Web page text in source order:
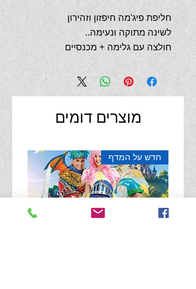
חליפת פיג'מה חיפזון וזהירון
לשינה מתוקה ונעימה..
חולצה עם גלימה + מכנסיים
קיים במידות 4 + 8
תוצרת סין
כביסה במים פושרים, ללא השריה
וסחיטה ללא גיהוץ
מוצרים דומים
חדש על המדף